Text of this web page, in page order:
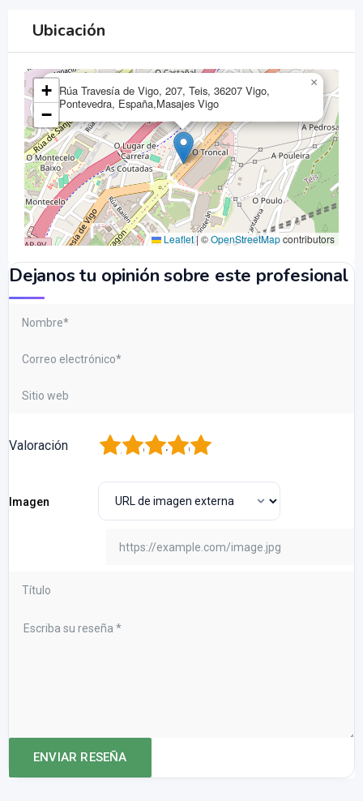
Ubicación
Rúa Travesía de Vigo, 207, Teis, 36207 Vigo,
Pontevedra, España,Masajes Vigo
×
+
−
Leaflet|©OpenStreetMapcontributors
Dejanos tu opinión sobre este profesional
Valoración 5
4
3
2
Imagen